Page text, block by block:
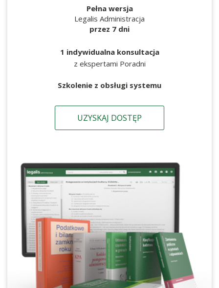
Pełna wersja
Legalis Administracja
przez 7 dni
1 indywidualna konsultacja
z ekspertami Poradni
Szkolenie z obsługi systemu
UZYSKAJ DOSTĘP